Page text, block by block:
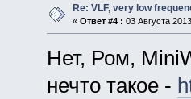
Re: VLF, very low
« Ответ #4 : 03 Августа
Нет, Ром,
нечто такое -